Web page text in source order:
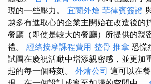
現的一些壓力。 宜蘭外燴 菲律賓簽證
越多有進取心的企業主開始在改造後的
餐廳（即使是較大的餐廳）所提供的親
禮。 經絡按摩課程費用 整骨 推拿 恐慌
試圖在慶祝活動中增添親密感，並更加
起的每一個時刻。 外燴公司 這可以在